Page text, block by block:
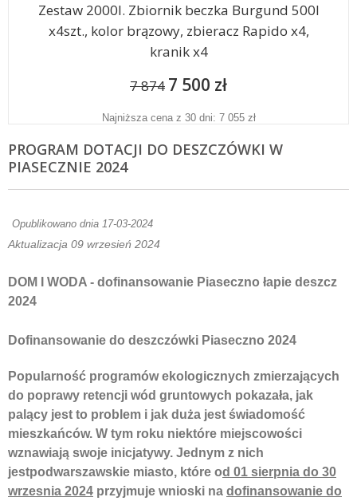
Zestaw 2000l. Zbiornik beczka Burgund 500l
x4szt., kolor brązowy, zbieracz Rapido x4,
kranik x4
7 874 7 500 zł
Najniższa cena z 30 dni: 7 055 zł
PROGRAM DOTACJI DO DESZCZÓWKI W
PIASECZNIE 2024
Opublikowano dnia 17-03-2024
Aktualizacja 09 wrzesień 2024
DOM I WODA - dofinansowanie Piaseczno łapie deszcz
2024
Dofinansowanie do deszczówki Piaseczno 2024
Popularność programów ekologicznych zmierzających
do poprawy retencji wód gruntowych pokazała, jak
palący jest to problem i jak duża jest świadomość
mieszkańców. W tym roku niektóre miejscowości
wznawiają swoje inicjatywy. Jednym z nich
jestpodwarszawskie miasto, które od 01 sierpnia do 30
wrzesnia 2024 przyjmuje wnioski na dofinansowanie do